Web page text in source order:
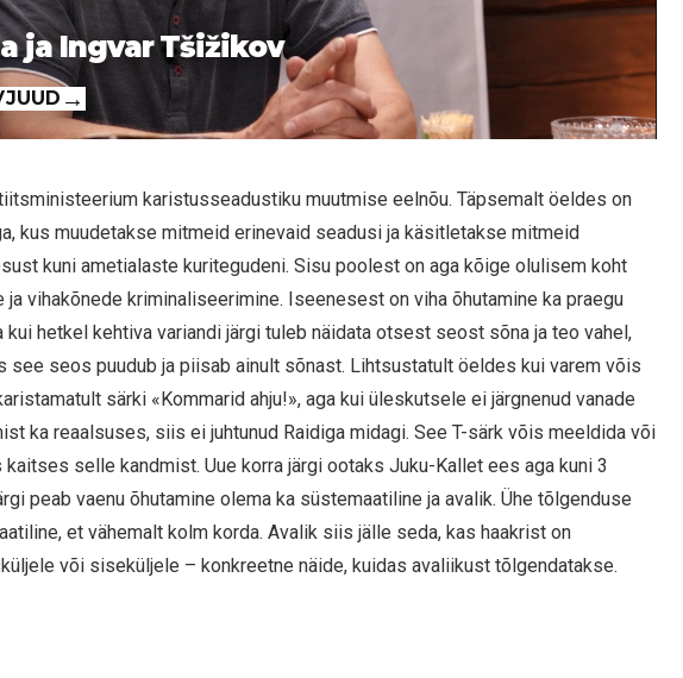
ja Ingvar Tšižikov
karistusseadustiku muutmise eelnõu. Täpsemalt öeldes on
kus muudetakse mitmeid erinevaid seadusi ja käsitletakse mitmeid
kuni ametialaste kuritegudeni. Sisu poolest on aga kõige olulisem koht
vihakõnede kriminaliseerimine. Iseenesest on viha õhutamine ka praegu
kui hetkel kehtiva variandi järgi tuleb näidata otsest seost sõna ja teo vahel,
see seos puudub ja piisab ainult sõnast. Lihtsustatult öeldes kui varem võis
särki «Kommarid ahju!», aga kui üleskutsele ei järgnenud vanade
ka reaalsuses, siis ei juhtunud Raidiga midagi. See T-särk võis meeldida või
kaitses selle kandmist. Uue korra järgi ootaks Juku-Kallet ees aga kuni 3
peab vaenu õhutamine olema ka süstemaatiline ja avalik. Ühe tõlgenduse
et vähemalt kolm korda. Avalik siis jälle seda, kas haakrist on
või siseküljele – konkreetne näide, kuidas avaliikust tõlgendatakse.